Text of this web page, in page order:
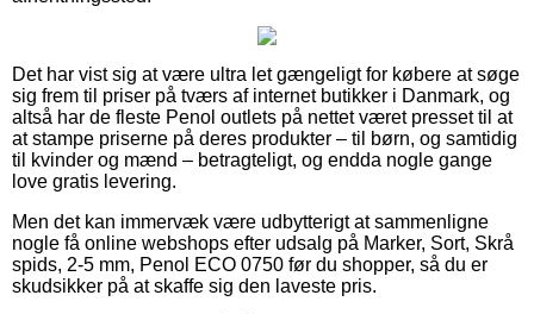
Det har vist sig at være ultra let gængeligt for købere at søge
sig frem til priser på tværs af internet butikker i Danmark, og
altså har de fleste Penol outlets på nettet været presset til at
at stampe priserne på deres produkter – til børn, og samtidig
til kvinder og mænd – betragteligt, og endda nogle gange
love gratis levering.
Men det kan immervæk være udbytterigt at sammenligne
nogle få online webshops efter udsalg på Marker, Sort, Skrå
spids, 2-5 mm, Penol ECO 0750 før du shopper, så du er
skudsikker på at skaffe sig den laveste pris.